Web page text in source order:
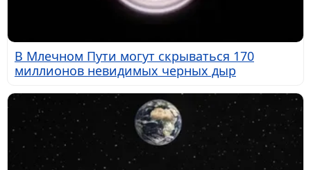
В Млечном Пути могут скрываться 170
миллионов невидимых черных дыр